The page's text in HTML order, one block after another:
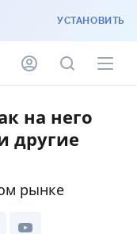
УСТАНОВИТЬ
на него
другие
рынке